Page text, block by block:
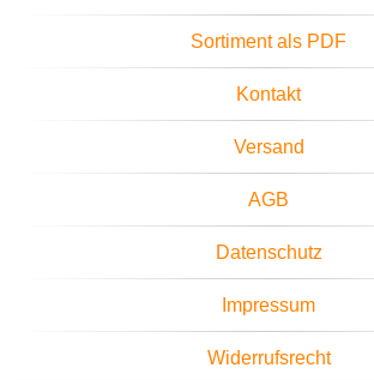
Sortiment als PDF
Kontakt
Versand
AGB
Datenschutz
Impressum
Widerrufsrecht